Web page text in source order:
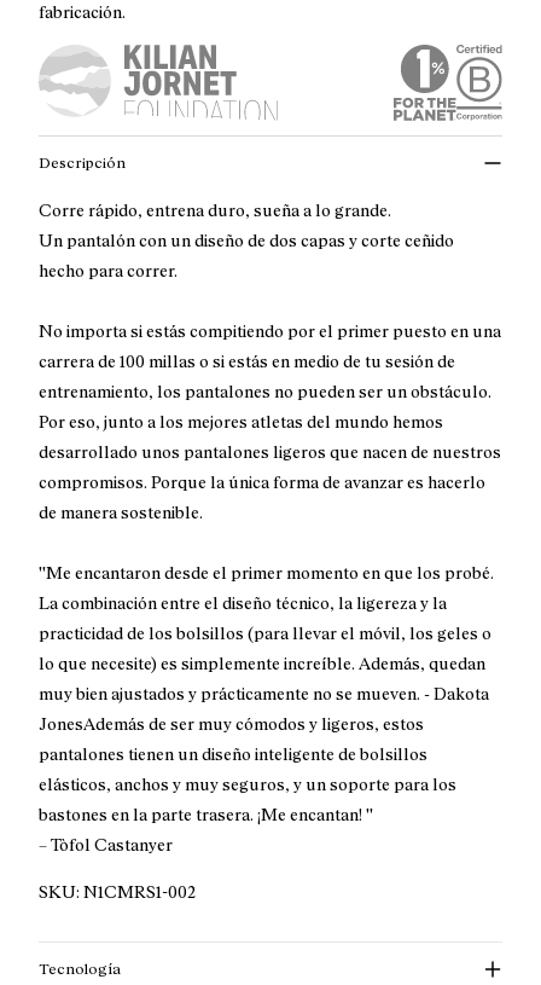
fabricación.
Descripción
Corre rápido, entrena duro, sueña a lo grande.
Un pantalón con un diseño de dos capas y corte ceñido
hecho para correr.
No importa si estás compitiendo por el primer puesto en una
carrera de 100 millas o si estás en medio de tu sesión de
entrenamiento, los pantalones no pueden ser un obstáculo.
Por eso, junto a los mejores atletas del mundo hemos
desarrollado unos pantalones ligeros que nacen de nuestros
compromisos. Porque la única forma de avanzar es hacerlo
de manera sostenible.
''Me encantaron desde el primer momento en que los probé.
La combinación entre el diseño técnico, la ligereza y la
practicidad de los bolsillos (para llevar el móvil, los geles o
lo que necesite) es simplemente increíble. Además, quedan
muy bien ajustados y prácticamente no se mueven. - Dakota
JonesAdemás de ser muy cómodos y ligeros, estos
pantalones tienen un diseño inteligente de bolsillos
elásticos, anchos y muy seguros, y un soporte para los
bastones en la parte trasera. ¡Me encantan! ''
– Tòfol Castanyer
SKU: N1CMRS1-002
Tecnología